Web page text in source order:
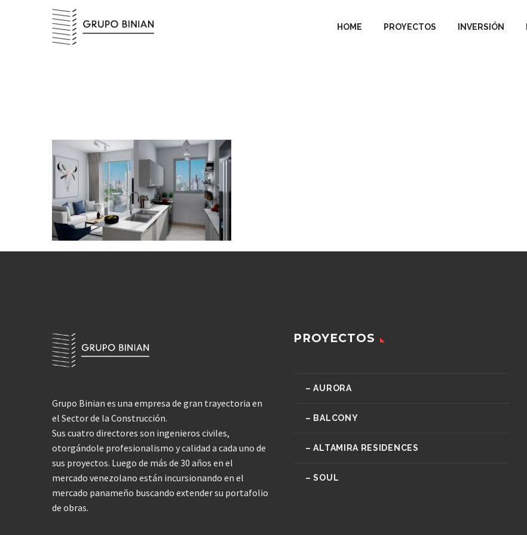
HOME PROYECTOS INVERSIÓN
Grupo Binian es una empresa de gran trayectoria en
el Sector de la Construcción.
Sus cuatro directores son ingenieros civiles,
otorgándole profesionalismo y calidad a cada uno de
sus proyectos. Luego de más de 30 años en el
mercado venezolano están incursionando en el
mercado panameño buscando extender su portafolio
de obras.
PROYECTOS
– AURORA
– BALCONY
– ALTAMIRA RESIDENCES
– SOUL